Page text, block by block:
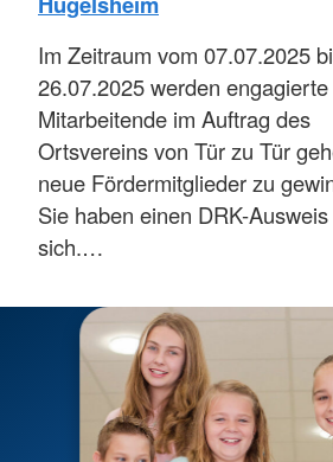
Im Zeitraum vom 07.07.2025
26.07.2025 werden engagierte
Mitarbeitende im Auftrag des
Ortsvereins von Tür zu Tür
neue Fördermitglieder zu
Sie haben einen DRK-
sich.…